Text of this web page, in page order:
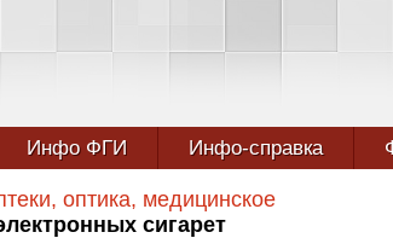
Инфо ФГИ Инфо-справка
оптика, медицинское
сигарет